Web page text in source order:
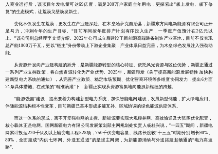
入商业运行后，该项目年发电量可达69亿度，满足200万户家庭全年用电，更探索出“板上发电、板下修
复”的生态模式，让荒漠戈壁焕发新生。
变化不仅发生在荒漠，更发生在产业链深处。在木垒哈萨克自治县，新疆东方风电新能源有限公司正开
足马力，冲刺今年的生产目标。“目前车间按年度排产计划有序投入生产，一季度产值预计在2亿元以
上。”该公司副总经理李文博介绍。2022年公司成立后建设了新能源高端装备制造产业基地，目前不仅实现
总产能1000万千瓦，更以“链主”身份带动上下游企业集聚，产业体系日益完善，为木垒绿色发展注入强劲动
能。
从资源开发向产业链构建的跃升，是新疆能源转型的核心特征。依托风光资源与区位优势，新疆正通过
一系列产业支持政策，将自然资源转化为产业优势。2025年，新疆印发《关于提高新能源发展韧性 加快构
建新型电力系统的通知》，从完善产业政策、稳定市场预期、优化营商环境等多维度协同发力，提出6方面
21条具体措施。在政策的“精准滴灌”下，新疆正实现从资源富集地向能源新枢纽的跨越。
“能源强国”建设，提出要着力构建新型电力系统，加快智能电网建设，发展新型储能，扩大绿电应用。
伴随能源结构根本性变革，目前新疆已基本形成多能互补、区域协调的绿色能源供应体系。
而这一体系的形成，离不开坚强电网的支撑。新能源要实现大规模并网、高效输送及大范围优化配置，
核心载体正是电网。国网新疆电力有限公司发展策划部主网规划处负责人杨桂兴说，“十四五”期间，新疆电
网累计投运220千伏及以上输变电工程528项，750千伏变电容量、线路长度较“十三五”时期分别增长90%、
80%，全面建成“内供七环网、外送五通道”的坚强主网架，为新能源消纳与外送搭建起畅通的“电力高速
路”。